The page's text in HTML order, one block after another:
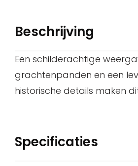
Beschrijving
Een schilderachtige
grachtenpanden en een
historische details maken
Specificaties